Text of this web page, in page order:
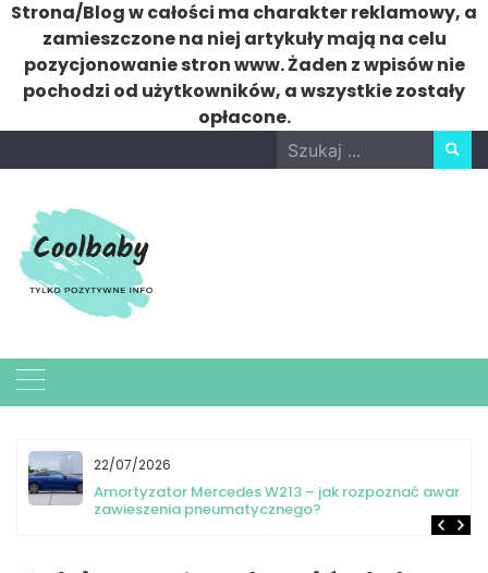
Strona/Blog w całości ma charakter reklamowy, a
zamieszczone na niej artykuły mają na celu
pozycjonowanie stron www. Żaden z wpisów nie
pochodzi od użytkowników, a wszystkie zostały
opłacone.
to
Search
for:
22/07/2026
Amortyzator Mercedes W213 – jak rozpoznać awarię
zawieszenia pneumatycznego?